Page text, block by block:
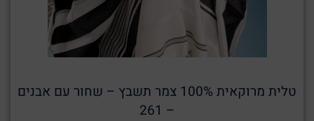
טלית מרוקאית 100% צמר תשבץ – שחור עם אבנים
– 261